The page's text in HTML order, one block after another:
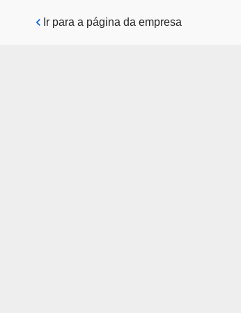
Pular para o conteúdo principal
Ir para a página da empresa